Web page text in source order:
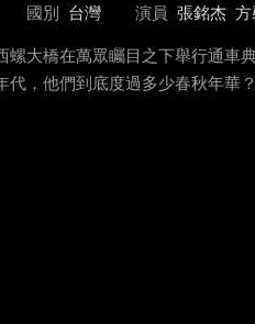
國別 台灣 演員 張銘杰 方
螺大橋在萬眾矚目之下舉行通
，他們到底度過多少春秋年華